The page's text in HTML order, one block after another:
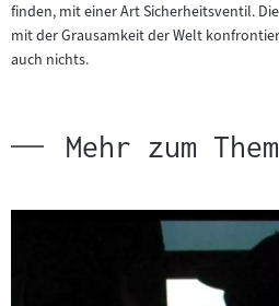
finden, mit einer Art Sicherheitsventil.
mit der Grausamkeit der Welt
auch nichts.
Mehr zum